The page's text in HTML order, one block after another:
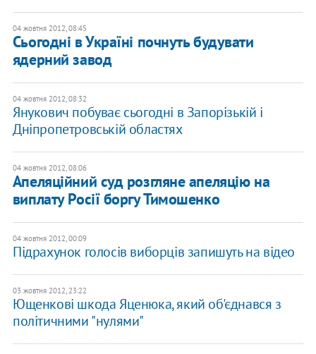
04 жовтня 2012, 08:45
Сьогодні в Україні почнуть будувати
ядерний завод
04 жовтня 2012, 08:32
Янукович побуває сьогодні в Запорізькій і
Дніпропетровській областях
04 жовтня 2012, 08:06
Апеляційний суд розгляне апеляцію на
виплату Росії боргу Тимошенко
04 жовтня 2012, 00:09
Підрахунок голосів виборців запишуть на відео
03 жовтня 2012, 23:22
Ющенкові шкода Яценюка, який об'єднався з
політичними "нулями"